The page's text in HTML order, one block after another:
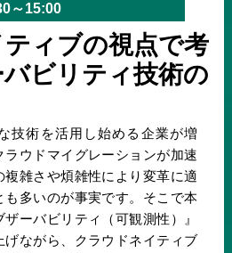
～15:00
ィブの視点で考
ビリティ技術の
技術を活用し始める企業が増
ラウドマイグレーションが加速
複雑さや煩雑性により変革に適
も多いのが事実です。そこで本
ーバビリティ（可観測性）』
げながら、クラウドネイティブ